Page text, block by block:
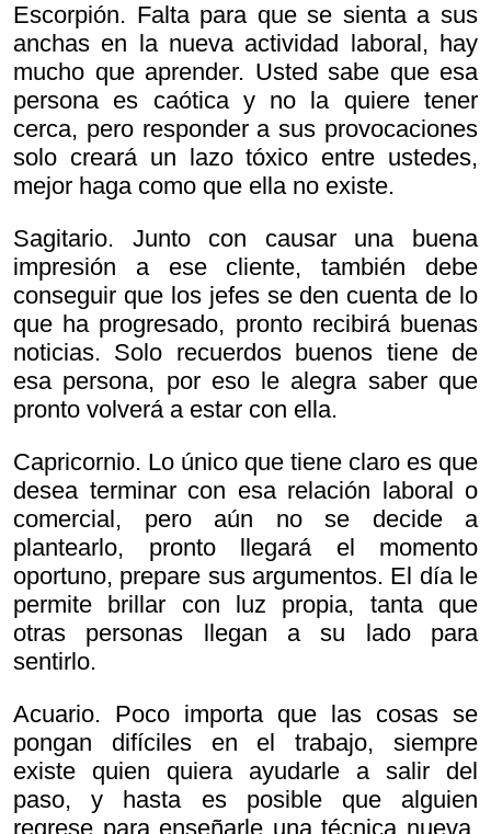
Escorpión. Falta para que se sienta a sus
anchas en la nueva actividad laboral, hay
mucho que aprender. Usted sabe que esa
persona es caótica y no la quiere tener
cerca, pero responder a sus provocaciones
solo creará un lazo tóxico entre ustedes,
mejor haga como que ella no existe.
Sagitario. Junto con causar una buena
impresión a ese cliente, también debe
conseguir que los jefes se den cuenta de lo
que ha progresado, pronto recibirá buenas
noticias. Solo recuerdos buenos tiene de
esa persona, por eso le alegra saber que
pronto volverá a estar con ella.
Capricornio. Lo único que tiene claro es que
desea terminar con esa relación laboral o
comercial, pero aún no se decide a
plantearlo, pronto llegará el momento
oportuno, prepare sus argumentos. El día le
permite brillar con luz propia, tanta que
otras personas llegan a su lado para
sentirlo.
Acuario. Poco importa que las cosas se
pongan difíciles en el trabajo, siempre
existe quien quiera ayudarle a salir del
paso, y hasta es posible que alguien
regrese para enseñarle una técnica nueva.